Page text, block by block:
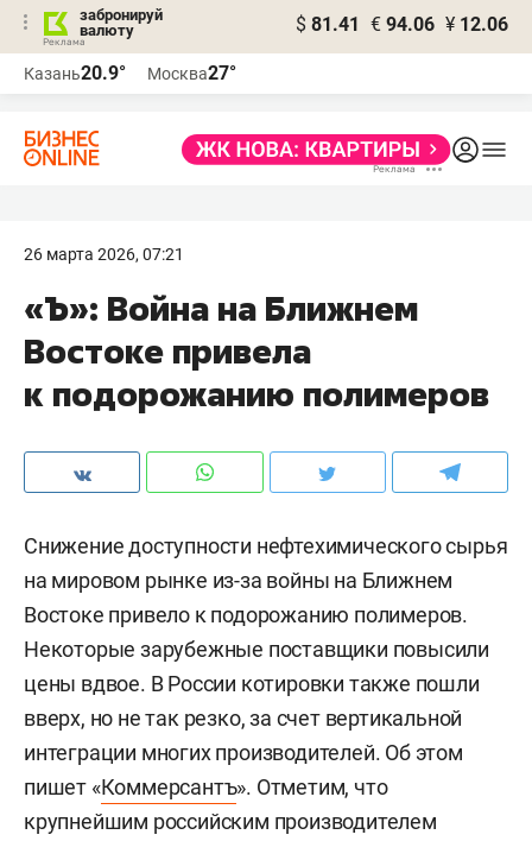
забронируй
валюту
$ 81.41 € 94.06 ¥ 12.06
Казань20.9° Москва27°
26 марта 2026, 07:21
«Ъ»: Война на Ближнем
Востоке привела
к подорожанию полимеров
Снижение доступности нефтехимического сырья
на мировом рынке из-за войны на Ближнем
Востоке привело к подорожанию полимеров.
Некоторые зарубежные поставщики повысили
цены вдвое. В России котировки также пошли
вверх, но не так резко, за счет вертикальной
интеграции многих производителей. Об этом
пишет «Коммерсантъ». Отметим, что
крупнейшим российским производителем